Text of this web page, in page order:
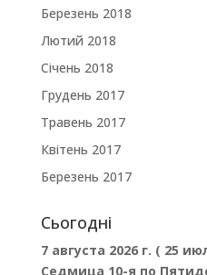
Березень 2018
Лютий 2018
Січень 2018
Грудень 2017
Травень 2017
Квітень 2017
Березень 2017
Сьогодні
7 августа 2026 г. ( 25
Седмица 10-я по